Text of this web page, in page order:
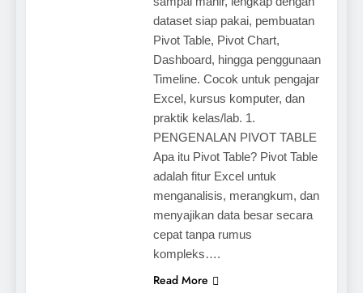
dataset siap pakai, pembuatan
Pivot Table, Pivot Chart,
Dashboard, hingga penggunaan
Timeline. Cocok untuk pengajar
Excel, kursus komputer, dan
praktik kelas/lab. 1.
PENGENALAN PIVOT TABLE
Apa itu Pivot Table? Pivot Table
adalah fitur Excel untuk
menganalisis, merangkum, dan
menyajikan data besar secara
cepat tanpa rumus
kompleks….
Read More